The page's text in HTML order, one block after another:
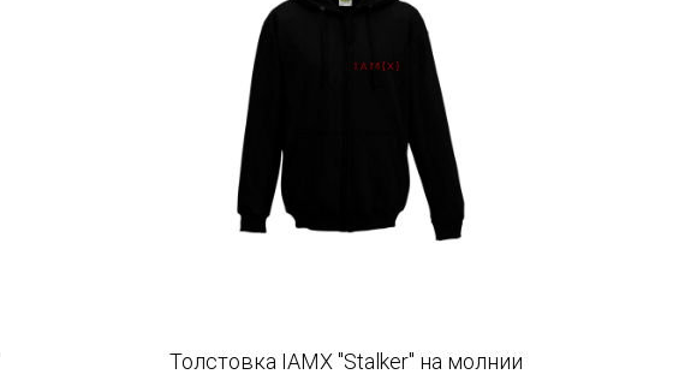
Толстовка IAMX "Stalker" на молнии